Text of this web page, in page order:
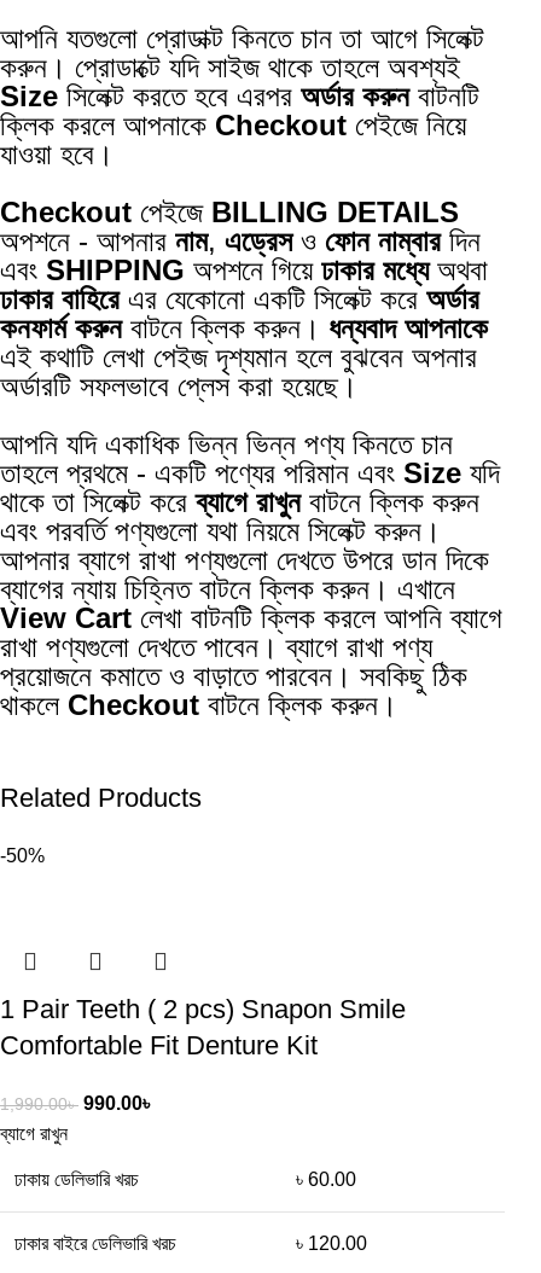
আপনি যতগুলো প্রোডাক্ট কিনতে চান তা আগে সিলেক্ট
করুন। প্রোডাক্টে যদি সাইজ থাকে তাহলে অবশ্যই
Size সিলেক্ট করতে হবে এরপরঅর্ডার করুনবাটনটি
ক্লিক করলে আপনাকে Checkout পেইজে নিয়ে
যাওয়া হবে।
Checkout পেইজে BILLING DETAILS
অপশনে - আপনারনাম,এড্রেসও ফোন নাম্বারদিন
এবংSHIPPING অপশনে গিয়েঢাকার মধ্যেঅথবা
ঢাকার বাহিরেএর যেকোনো একটি সিলেক্ট করেঅর্ডার
কনফার্ম করুনবাটনে ক্লিক করুন। ধন্যবাদ আপনাকে
এই কথাটি লেখা পেইজ দৃশ্যমান হলে বুঝবেন অপনার
অর্ডারটি সফলভাবে প্লেস করা হয়েছে।
আপনি যদি একাধিক ভিন্ন ভিন্ন পণ্য কিনতে চান
তাহলে প্রথমে - একটি পণ্যের পরিমান এবংSize যদি
থাকে তা সিলেক্ট করেব্যাগে রাখুনবাটনে ক্লিক করুন
এবং পরবর্তি পণ্যগুলো যথা নিয়মে সিলেক্ট করুন।
আপনার ব্যাগে রাখা পণ্যগুলো দেখতে উপরে ডান দিকে
ব্যাগের ন্যায় চিহ্নিত বাটনে ক্লিক করুন। এখানে
View Cart লেখা বাটনটি ক্লিক করলে আপনি ব্যাগে
রাখা পণ্যগুলো দেখতে পাবেন। ব্যাগে রাখা পণ্য
প্রয়োজনে কমাতে ও বাড়াতে পারবেন। সবকিছু ঠিক
থাকলে Checkout বাটনে ক্লিক করুন।
Related Products
-50%
1 Pair Teeth ( 2 pcs) Snapon Smile
Comfortable Fit Denture Kit
1,990.00৳ 990.00৳
ব্যাগে রাখুন
ঢাকায় ডেলিভারি খরচ ৳ 60.00
ঢাকার বাইরে ডেলিভারি খরচ ৳ 120.00